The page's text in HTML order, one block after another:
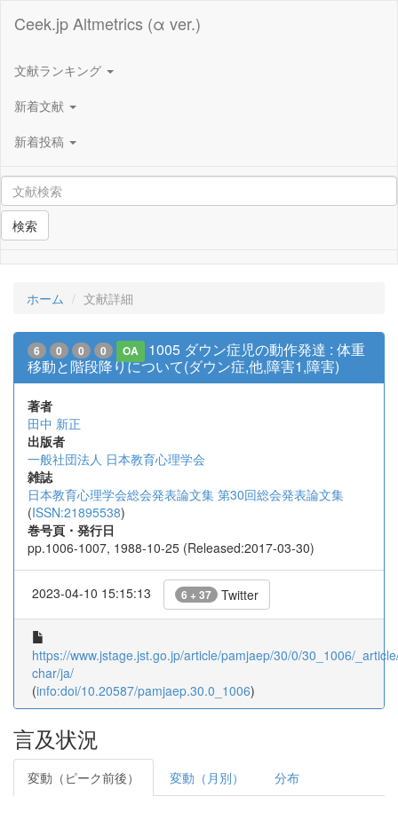
Ceek.jp Altmetrics (α ver.)
文献ランキング
新着文献
新着投稿
検索
ホーム 文献詳細
6 0 0 0 OA
1005 ダウン症児の動作発達 : 体重
移動と階段降りについて(ダウン症,他,障害1,障害)
著者
田中 新正
出版者
一般社団法人 日本教育心理学会
雑誌
日本教育心理学会総会発表論文集 第30回総会発表論文集
(ISSN:21895538)
巻号頁・発行日
pp.1006-1007, 1988-10-25 (Released:2017-03-30)
2023-04-10 15:15:13 6 + 37 Twitter
https://www.jstage.jst.go.jp/article/pamjaep/30/0/30_1006/
char/ja/
(info:doi/10.20587/pamjaep.30.0_1006)
言及状況
変動（ピーク前後） 変動（月別） 分布